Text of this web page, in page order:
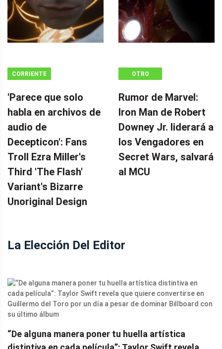
CORRIENTE
'Parece que solo
habla en archivos de
audio de
Decepticon': Fans
Troll Ezra Miller's
Third 'The Flash'
Variant's Bizarre
Unoriginal Design
OTRO
Rumor de Marvel:
Iron Man de Robert
Downey Jr. liderará a
los Vengadores en
Secret Wars, salvará
al MCU
La Elección Del Editor
“De alguna manera poner tu huella artística